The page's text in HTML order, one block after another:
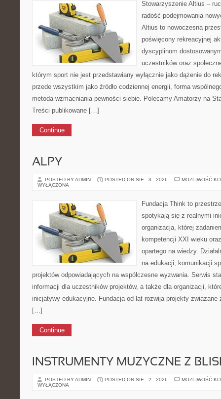
Stowarzyszenie Altius –
radość podejmowania
Altius to nowoczesna
poświęcony rekreacyjnej
dyscyplinom
uczestników oraz
którym sport nie jest przedstawiany wyłącznie jako dążenie do
przede wszystkim jako źródło codziennej energii, forma
metoda wzmacniania pewności siebie. Polecamy Amatorzy na
Treści publikowane […]
Continue
ALPY
POSTED BY ADMIN POSTED ON SIE - 3 - 2026
MOŻLIWOŚĆ
WYŁĄCZONA
Fundacja Think to
spotykają się z realnymi
organizacja, której
kompetencji XXI wieku
opartego na wiedzy.
na edukacji, komunikacji
projektów odpowiadających na współczesne wyzwania. Serwis
informacji dla uczestników projektów, a także dla organizacji,
inicjatywy edukacyjne. Fundacja od lat rozwija projekty
[…]
Continue
INSTRUMENTY MUZYCZNE Z
POSTED BY ADMIN POSTED ON SIE - 2 - 2026
MOŻLIWOŚĆ
WYŁĄCZONA